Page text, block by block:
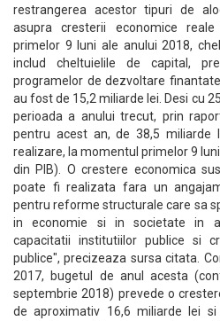
restrangerea acestor tipuri de
asupra cresterii economice
primelor 9 luni ale anului 2018,
includ cheltuielile de capital,
programelor de dezvoltare
au fost de 15,2 miliarde lei. Desi cu
perioada a anului trecut, prin
pentru acest an, de 38,5 miliarde
realizare, la momentul primelor 9
din PIB). O crestere economica
poate fi realizata fara un
pentru reforme structurale care sa
in economie si in societate in
capacitatii institutiilor publice si
publice", precizeaza sursa citata.
2017, bugetul de anul acesta
septembrie 2018) prevede o
de aproximativ 16,6 miliarde lei